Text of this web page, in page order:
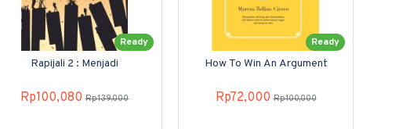
Ready
Rapijali 2 : Menjadi
Rp100,080 Rp139,000
Ready
How To Win An Argument
Rp72,000 Rp100,000